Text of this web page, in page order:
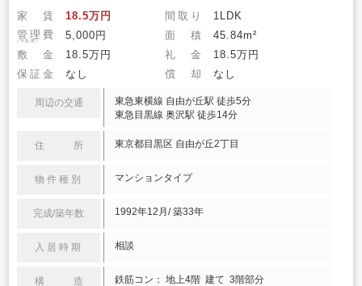
家 賃 18.5万円 間取り
1LDK
管理費
(共益費) 5,000円 面 積
45.84m²
敷 金
18.5万円 礼 金
18.5万円
保証金
なし 償 却 なし
周辺の交通
東急東横線 自由が丘駅 徒歩5分
東急目黒線 奥沢駅 徒歩14分
住 所 東京都目黒区 自由が丘2丁目
物件種別 マンションタイプ
完成/築年数 1992年12月/ 築33年
入居時期 相談
構 造 鉄筋コン： 地上4階 建て 3階部分